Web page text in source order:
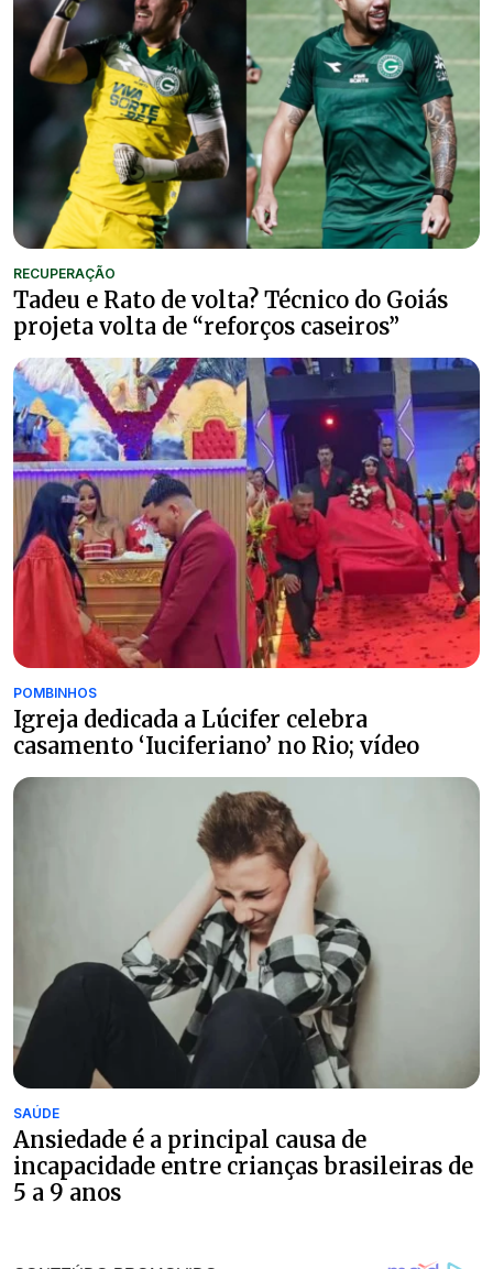
RECUPERAÇÃO
Tadeu e Rato de volta? Técnico do Goiás
projeta volta de “reforços caseiros”
POMBINHOS
Igreja dedicada a Lúcifer celebra
casamento ‘Iuciferiano’ no Rio; vídeo
SAÚDE
Ansiedade é a principal causa de
incapacidade entre crianças brasileiras de
5 a 9 anos